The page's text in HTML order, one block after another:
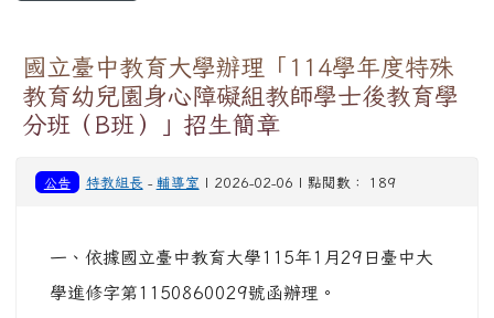
國立臺中教育大學辦理「114學年度特殊
教育幼兒園身心障礙組教師學士後教育學
分班（B班）」招生簡章
公告 特教組長 - 輔導室 | 2026-02-06 | 點閱數： 189
一、依據國立臺中教育大學115年1月29日臺中大
學進修字第1150860029號函辦理。